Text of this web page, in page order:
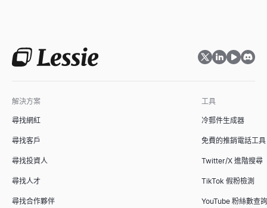
查看 →
ICP 適配評分器
查看→
銷售簡報大綱生成器
解決方案
尋找網紅
尋找客戶
尋找投資人
尋找人才
尋找合作夥伴
工具
冷郵件生成器
免費的推銷電話工具
Twitter/X 進階搜尋
TikTok 假粉檢測
YouTube 粉絲數查詢